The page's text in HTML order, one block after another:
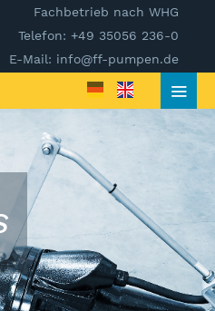
Fachbetrieb nach WHG
Telefon: +49 35056 236-0
E-Mail: info@ff-pumpen.de